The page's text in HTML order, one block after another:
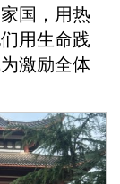
国，用热
用生命践
激励全体